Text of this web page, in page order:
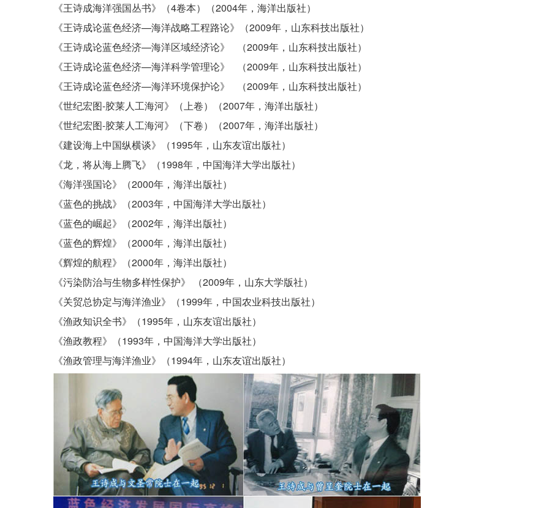
《王诗成海洋强国丛书》（4卷本）（2004年，海洋出版社）
《王诗成论蓝色经济—海洋战略工程路论》（2009年，山东科技出版社）
《王诗成论蓝色经济—海洋区域经济论》 （2009年，山东科技出版社）
《王诗成论蓝色经济—海洋科学管理论》 （2009年，山东科技出版社）
《王诗成论蓝色经济—海洋环境保护论》 （2009年，山东科技出版社）
《世纪宏图-胶莱人工海河》（上卷）（2007年，海洋出版社）
《世纪宏图-胶莱人工海河》（下卷）（2007年，海洋出版社）
《建设海上中国纵横谈》（1995年，山东友谊出版社）
《龙，将从海上腾飞》（1998年，中国海洋大学出版社）
《海洋强国论》（2000年，海洋出版社）
《蓝色的挑战》（2003年，中国海洋大学出版社）
《蓝色的崛起》（2002年，海洋出版社）
《蓝色的辉煌》（2000年，海洋出版社）
《辉煌的航程》（2000年，海洋出版社）
《污染防治与生物多样性保护》 （2009年，山东大学版社）
《关贸总协定与海洋渔业》（1999年，中国农业科技出版社）
《渔政知识全书》（1995年，山东友谊出版社）
《渔政教程》（1993年，中国海洋大学出版社）
《渔政管理与海洋渔业》（1994年，山东友谊出版社）